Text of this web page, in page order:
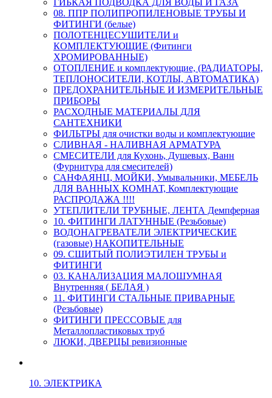
ГИБКАЯ ПОДВОДКА ДЛЯ ВОДЫ И ГАЗА
08. ППР ПОЛИПРОПИЛЕНОВЫЕ ТРУБЫ И
ФИТИНГИ (белые)
ПОЛОТЕНЦЕСУШИТЕЛИ и
КОМПЛЕКТУЮЩИЕ (Фитинги
ХРОМИРОВАННЫЕ)
ОТОПЛЕНИЕ и комплектующие, (РАДИАТОРЫ,
ТЕПЛОНОСИТЕЛИ, КОТЛЫ, АВТОМАТИКА)
ПРЕДОХРАНИТЕЛЬНЫЕ И ИЗМЕРИТЕЛЬНЫЕ
ПРИБОРЫ
РАСХОДНЫЕ МАТЕРИАЛЫ ДЛЯ
САНТЕХНИКИ
ФИЛЬТРЫ для очистки воды и комплектующие
СЛИВНАЯ - НАЛИВНАЯ АРМАТУРА
СМЕСИТЕЛИ для Кухонь, Душевых, Ванн
(Фурнитура для смесителей)
САНФАЯНЦ, МОЙКИ, Умывальники, МЕБЕЛЬ
ДЛЯ ВАННЫХ КОМНАТ, Комплектующие
РАСПРОДАЖА !!!!
УТЕПЛИТЕЛИ ТРУБНЫЕ, ЛЕНТА Демпферная
10. ФИТИНГИ ЛАТУННЫЕ (Резьбовые)
ВОДОНАГРЕВАТЕЛИ ЭЛЕКТРИЧЕСКИЕ
(газовые) НАКОПИТЕЛЬНЫЕ
09. СШИТЫЙ ПОЛИЭТИЛЕН ТРУБЫ и
ФИТИНГИ
03. КАНАЛИЗАЦИЯ МАЛОШУМНАЯ
Внутренняя ( БЕЛАЯ )
11. ФИТИНГИ СТАЛЬНЫЕ ПРИВАРНЫЕ
(Резьбовые)
ФИТИНГИ ПРЕССОВЫЕ для
Металлопластиковых труб
ЛЮКИ, ДВЕРЦЫ ревизионные
10. ЭЛЕКТРИКА